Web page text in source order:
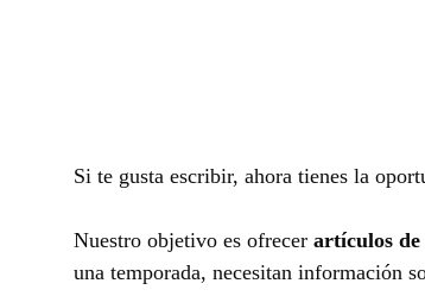
Si te gusta escribir, ahora tienes la
Nuestro objetivo es ofrecer artículos de
una temporada, necesitan información